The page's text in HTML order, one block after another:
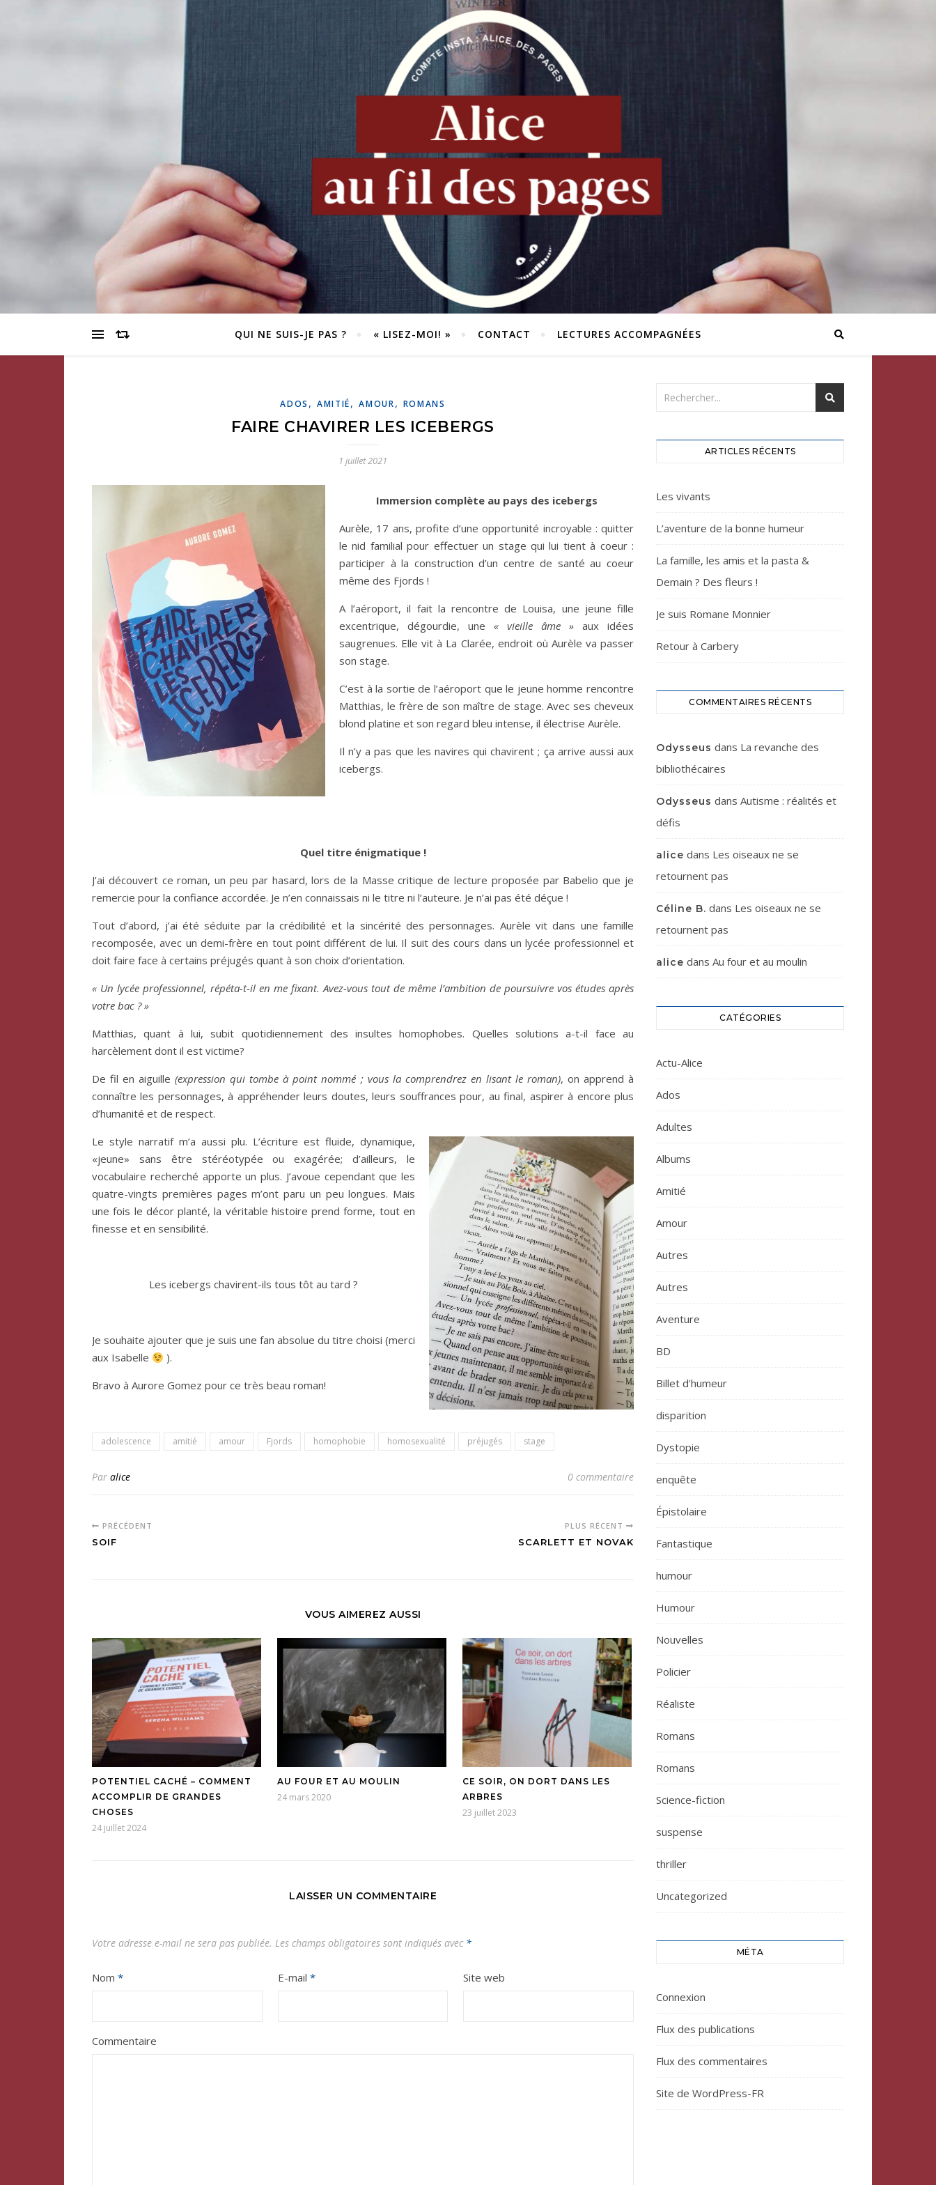
QUI NE SUIS-JE PAS ? « LISEZ-MOI! » CONTACT LECTURES ACCOMPAGNÉES
ADOS , AMITIÉ,AMOUR, ROMANS
FAIRE CHAVIRER LES ICEBERGS
1 juillet 2021
Immersion complète au pays des icebergs
Aurèle, 17 ans, profite d’une opportunité incroyable : quitter
le nid familial pour effectuer un stage qui lui tient à coeur :
participer à la construction d’un centre de santé au coeur
même des Fjords !
A l’aéroport, il fait la rencontre de Louisa, une jeune fille
excentrique, dégourdie, une « vieille âme » aux idées
saugrenues. Elle vit à La Clarée, endroit où Aurèle va passer
son stage.
C’est à la sortie de l’aéroport que le jeune homme rencontre
Matthias, le frère de son maître de stage. Avec ses cheveux
blond platine et son regard bleu intense, il électrise Aurèle.
Il n’y a pas que les navires qui chavirent ; ça arrive aussi aux
icebergs.
Quel titre énigmatique !
J’ai découvert ce roman, un peu par hasard, lors de la Masse critique de lecture proposée par Babelio que je
remercie pour la confiance accordée. Je n’en connaissais ni le titre ni l’auteure. Je n’ai pas été déçue !
Tout d’abord, j’ai été séduite par la crédibilité et la sincérité des personnages. Aurèle vit dans une famille
recomposée, avec un demi-frère en tout point différent de lui. Il suit des cours dans un lycée professionnel et
doit faire face à certains préjugés quant à son choix d’orientation.
« Un lycée professionnel, répéta-t-il en me fixant. Avez-vous tout de même l’ambition de poursuivre vos études après
votre bac ? »
Matthias, quant à lui, subit quotidiennement des insultes homophobes. Quelles solutions a-t-il face au
harcèlement dont il est victime?
De fil en aiguille(expression qui tombe à point nommé ; vous la comprendrez en lisant le roman), on apprend à
connaître les personnages, à appréhender leurs doutes, leurs souffrances pour, au final, aspirer à encore plus
d’humanité et de respect.
Le style narratif m’a aussi plu. L’écriture est fluide, dynamique,
«jeune» sans être stéréotypée ou exagérée; d’ailleurs, le
vocabulaire recherché apporte un plus. J’avoue cependant que les
quatre-vingts premières pages m’ont paru un peu longues. Mais
une fois le décor planté, la véritable histoire prend forme, tout en
finesse et en sensibilité.
Les icebergs chavirent-ils tous tôt au tard ?
Je souhaite ajouter que je suis une fan absolue du titre choisi (merci
aux Isabelle
).
Bravo à Aurore Gomez pour ce très beau roman!
adolescence amitié amour Fjords homophobie homosexualité préjugés stage
Par alice 0 commentaire
PRÉCÉDENT
SOIF
PLUS RÉCENT
SCARLETT ET NOVAK
VOUS AIMEREZ AUSSI
POTENTIEL CACHÉ – COMMENT
ACCOMPLIR DE GRANDES
CHOSES
24 juillet 2024
AU FOUR ET AU MOULIN
24 mars 2020
CE SOIR, ON DORT DANS LES
ARBRES
23 juillet 2023
LAISSER UN COMMENTAIRE
Votre adresse e-mail ne sera pas publiée. Les champs obligatoires sont indiqués avec *
Nom * E-mail * Site web
Commentaire
ARTICLES RÉCENTS
Les vivants
L’aventure de la bonne humeur
La famille, les amis et la pasta &
Demain ? Des fleurs !
Je suis Romane Monnier
Retour à Carbery
COMMENTAIRES RÉCENTS
Odysseus dans La revanche des
bibliothécaires
Odysseus dans Autisme : réalités et
défis
alice dans Les oiseaux ne se
retournent pas
Céline B. dans Les oiseaux ne se
retournent pas
alice dans Au four et au moulin
CATÉGORIES
Actu-Alice
Ados
Adultes
Albums
Amitié
Amour
Autres
Autres
Aventure
BD
Billet d'humeur
disparition
Dystopie
enquête
Épistolaire
Fantastique
humour
Humour
Nouvelles
Policier
Réaliste
Romans
Romans
Science-fiction
suspense
thriller
Uncategorized
MÉTA
Connexion
Flux des publications
Flux des commentaires
Site de WordPress-FR